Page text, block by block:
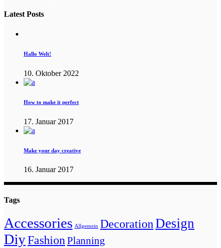
Latest Posts
Hallo Welt!
10. Oktober 2022
How to make it perfect
17. Januar 2017
Make your day creative
16. Januar 2017
Tags
Accessories Allgemein DecorationDesign
DiyFashion Planning